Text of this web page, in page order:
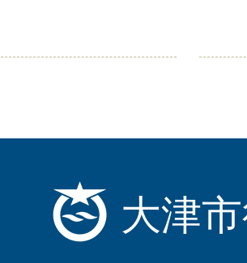
大津